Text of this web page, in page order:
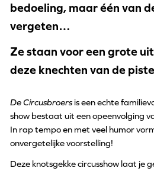
bedoeling, maar één van
vergeten…
Ze staan voor een grote
deze knechten van de
De Circusbroersis een echte
show bestaat uit een opeenvolging
In rap tempo en met veel humor
onvergetelijke voorstelling!
Deze knotsgekke circusshow laat je